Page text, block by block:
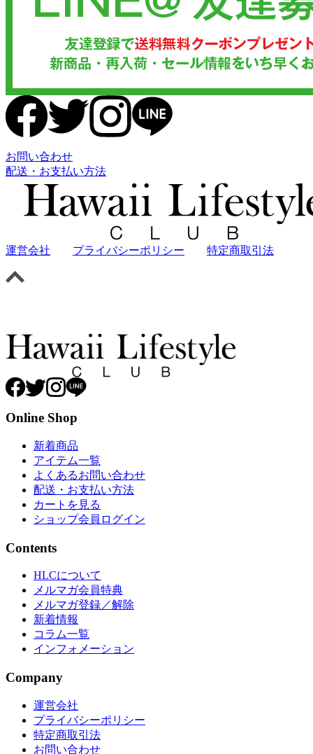
お問い合わせ
配送・お支払い方法
運営会社 プライバシーポリシー 特定商取引法
Online Shop
新着商品
アイテム一覧
よくあるお問い合わせ
配送・お支払い方法
カートを見る
ショップ会員ログイン
Contents
HLCについて
メルマガ会員特典
メルマガ登録／解除
新着情報
コラム一覧
インフォメーション
Company
運営会社
プライバシーポリシー
特定商取引法
お問い合わせ